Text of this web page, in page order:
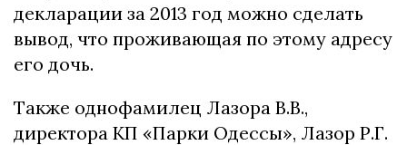
декларации за 2013 год можно сделать
вывод, что проживающая по этому адресу
его дочь.
Также однофамилец Лазора В.В.,
директора КП «Парки Одессы», Лазор Р.Г.